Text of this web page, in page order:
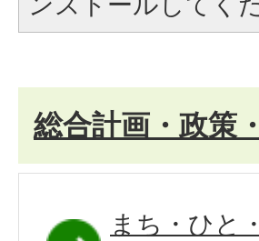
総合計画・政策
まち・ひと